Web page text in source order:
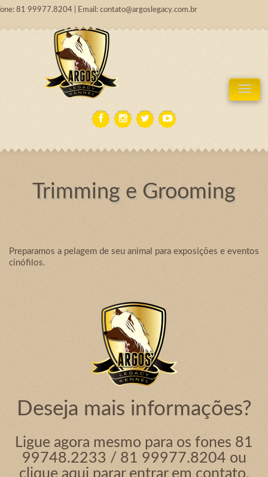
81 99977.8204 | Email: contato@argoslegacy.com.br
Trimming e Grooming
Preparamos a pelagem de seu animal para exposições e eventos
cinófilos.
Deseja mais informações?
Ligue agora mesmo para os fones 81
99748.2233 / 81 99977.8204 ou
clique aqui parar entrar em contato.